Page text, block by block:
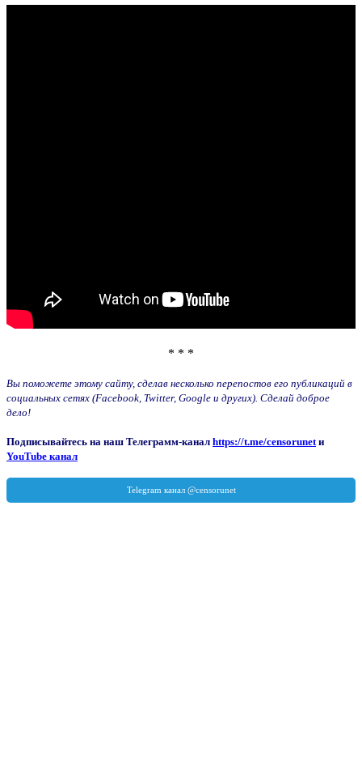
* * *
Вы поможете этому сайту, сделав несколько перепостов его публикаций в
социальных сетях (Facebook, Twitter, Google и других). Сделай доброе
дело!
Подписывайтесь на наш Телеграмм-канал https://t.me/censorunet и
YouTube канал